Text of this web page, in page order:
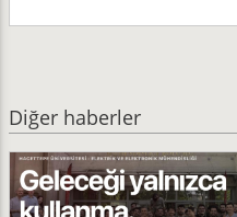
Diğer haberler